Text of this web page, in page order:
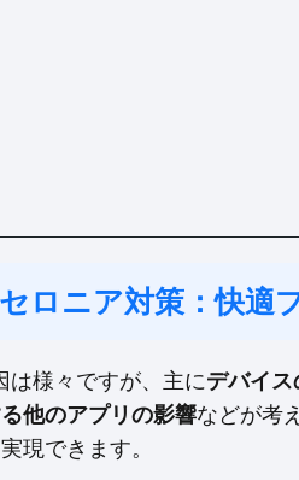
ロニア対策：快適
は様々ですが、主にデバイ
他のアプリの影響などが考
現できます。